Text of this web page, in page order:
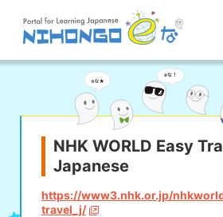
サイト検索
書く
話す 文法
かな
辞書・翻訳 文化・社会
NHK WORLD Easy
Japanese
https://www3.nhk.or.jp/
travel_j/